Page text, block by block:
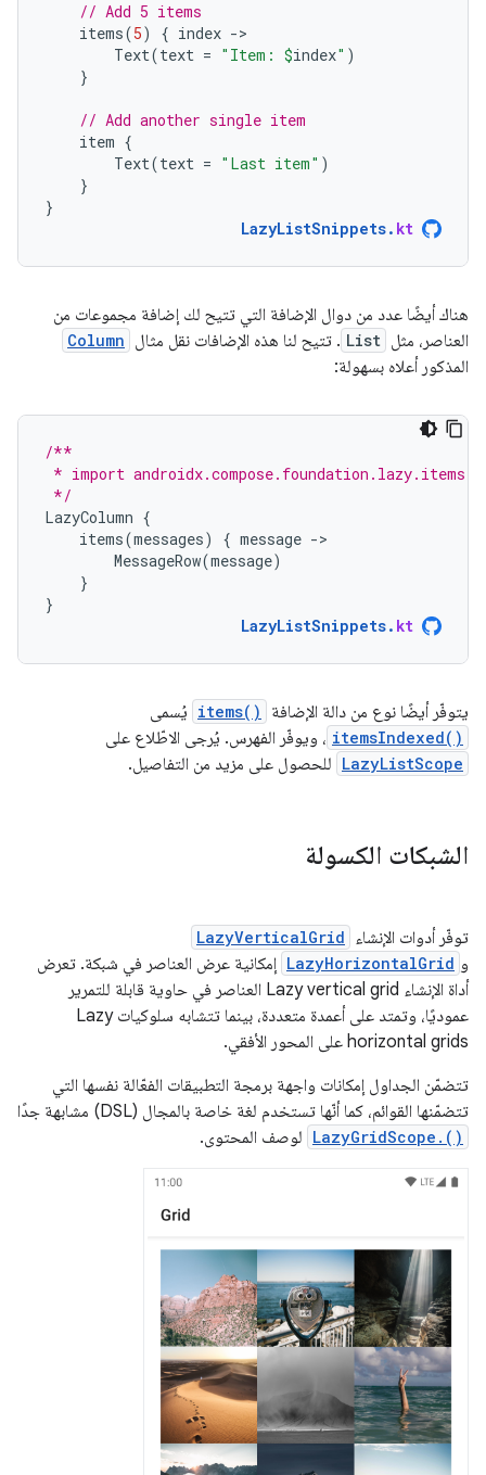
// Add 5 items
items(5) { index -
Text(text = "Item: $index" )
}
// Add another single item
item {
Text(text = "Last item" )
}
}
LazyListSnippets. kt
هناك أيضًا عدد من دوال الإضافة التي تتيح لك إضافة مجموعات من
العناصر، مثل List . تتيح لنا هذه الإضافات نقل مثال Column
المذكور أعلاه بسهولة:
/**
* import androidx.compose.foundation.lazy.items
*/
LazyColumn {
items(messages) { message -
MessageRow(message)
}
}
LazyListSnippets. kt
يتوفّر أيضًا نوع من دالة الإضافة items() يُسمى
itemsIndexed() ، ويوفّر الفهرس. يُرجى الاطّلاع على
LazyListScope للحصول على مزيد من التفاصيل.
الشبكات الكسولة
توفّر أدوات الإنشاء LazyVerticalGrid
و LazyHorizontalGrid إمكانية عرض العناصر في شبكة. تعرض
أداة الإنشاء Lazy vertical grid العناصر في حاوية قابلة للتمرير
عموديًا، وتمتد على أعمدة متعددة، بينما تتشابه سلوكيات Lazy
horizontal grids على المحور الأفقي.
تتضمّن الجداول إمكانات واجهة برمجة التطبيقات الفعّالة نفسها التي
تتضمّنها القوائم، كما أنّها تستخدم لغة خاصة بالمجال (DSL) مشابهة جدًا
LazyGridScope.() لوصف المحتوى.